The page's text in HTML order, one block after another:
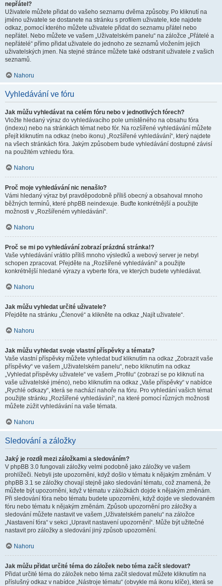
nepřátel?
Uživatele můžete přidat do vašeho seznamu dvěma způsoby. Po kliknutí na
jméno uživatele se dostanete na stránku s profilem uživatele, kde najdete
odkaz, pomocí kterého můžete uživatele přidat do seznamu přátel nebo
nepřátel. Nebo můžete ve vašem „Uživatelském panelu“ na záložce „Přátelé a
nepřátelé“ přímo přidat uživatele do jednoho ze seznamů vložením jejich
uživatelských jmen. Na stejné stránce můžete také odstranit uživatele z vašich
seznamů.
Nahoru
Vyhledávání ve fóru
Jak můžu vyhledávat na celém fóru nebo v jednotlivých fórech?
Vložte hledaný výraz do vyhledávacího pole umístěného na obsahu fóra
(indexu) nebo na stránkách témat nebo fór. Na rozšířené vyhledávání můžete
přejít kliknutím na odkaz (nebo ikonu) „Rozšířené vyhledávání“, který najdete
na všech stránkách fóra. Jakým způsobem bude vyhledávání dostupné závisí
na použitém vzhledu fóra.
Nahoru
Proč moje vyhledávání nic nenašlo?
Vámi hledaný výraz byl pravděpodobně příliš obecný a obsahoval mnoho
běžných termínů, které phpBB neindexuje. Buďte konkrétnější a použijte
možnosti v „Rozšířeném vyhledávání“.
Nahoru
Proč se mi po vyhledávání zobrazí prázdná stránka!?
Vaše vyhledávání vrátilo příliš mnoho výsledků a webový server je nebyl
schopen zpracovat. Přejděte na „Rozšířené vyhledávání“ a použijte
konkrétnější hledané výrazy a vyberte fóra, ve kterých budete vyhledávat.
Nahoru
Jak můžu vyhledat určité uživatele?
Přejděte na stránku „Členové“ a klikněte na odkaz „Najít uživatele“.
Nahoru
Jak můžu vyhledat svoje vlastní příspěvky a témata?
Vaše vlastní příspěvky můžete vyhledat buď kliknutím na odkaz „Zobrazit vaše
příspěvky“ ve vašem „Uživatelském panelu“, nebo kliknutím na odkaz
„Vyhledat příspěvky uživatele“ ve vašem „Profilu“ (zobrazí se po kliknutí na
vaše uživatelské jméno), nebo kliknutím na odkaz „Vaše příspěvky“ v nabídce
„Rychlé odkazy“, která se nachází nahoře na fóru. Pro vyhledání vašich témat
použijte stránku „Rozšířené vyhledávání“, na které pomocí různých možnosti
můžete zúžit vyhledávání na vaše témata.
Nahoru
Sledování a záložky
Jaký je rozdíl mezi záložkami a sledováním?
V phpBB 3.0 fungovali záložky velmi podobně jako záložky ve vašem
prohlížeči. Nebyli jste upozorněni, když došlo v tématu k nějakým změnám. V
phpBB 3.1 se záložky chovají stejně jako sledování tématu, což znamená, že
můžete být upozorněni, když v tématu v záložkách dojde k nějakým změnám.
Při sledování fóra nebo tématu budete upozorněni, když dojde ve sledovaném
fóru nebo tématu k nějakým změnám. Způsob upozornění pro záložky a
sledování můžete nastavit ve vašem „Uživatelském panelu“ na záložce
„Nastavení fóra“ v sekci „Upravit nastavení upozornění“. Může být užitečné
nastavit pro záložky a sledování jiný způsob upozornění.
Nahoru
Jak můžu přidat určité téma do záložek nebo téma začít sledovat?
Přidat určité téma do záložek nebo téma začít sledovat můžete kliknutím na
příslušný odkaz v nabídce „Nástroje tématu“ (obvykle má ikonu klíče), která se